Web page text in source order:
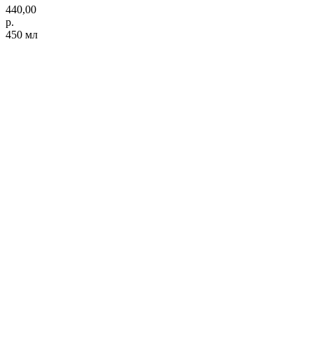
440,00
р.
450 мл